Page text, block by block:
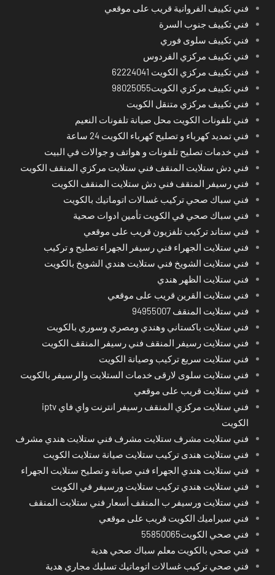
فني تكييف الفروانية قريب على موقعي
فني تكييف جنوب السرة
فني تكييف سلوى فوري
فني تكييف مركزي الفردوس
فني تكييف مركزي الكويت 62224041
فني تكييف مركزي الكويت98025055
فني تكييف مركزي متنقل الكويت
فني تلفونات الكويت محل صيانة تلفونات النعيم
فني تمديد كهرباء و تصليح كهرباء الكويت 24 ساعة
فني خدمات تصليح تلفونات و هواتف و جوالات في البيت
فني دش ستلايت المنقف فني ستلايت مركزي المنقف الكويت
فني رسيفر المنقف فني دش ستلايت المنقف الكويت
فني سباك صحي تركيب غسالات اتوماتيك بالكويت
فني سباك صحي في الكويت تأمين ادوات صحية
فني ستاند تركيب تلفزيون قريب على موقعي
فني ستلايت الجهراء فني رسيفر الجهراء تصليح و تركيب
فني ستلايت الشويخ فني ستلايت هندي الشويخ بالكويت
فني ستلايت الظهر هندي
فني ستلايت القرين قريب على موقعي
فني ستلايت المنقف 94955007
فني ستلايت باكستاني وهندي ومصري وسوري بالكويت
فني ستلايت رسيفر المنقف فني رسيفر المنقف الكويت
فني ستلايت سريع تركيب وصيانة الكويت
فني ستلايت سلوى لارقى خدمات الستلايت والرسيفر بالكويت
فني ستلايت قريب على موقعي
فني ستلايت مركزي المنقف رسيفر انترنت واي فاي iptv
الكويت
فني ستلايت مشرف ستلايت مشرف فني ستلايت هندي مشرف
فني ستلايت هندى تركيب ستلايت صيانة ستلايت الكويت
فني ستلايت هندي الجهراء فني صيانة و تصليح ستلايت الجهراء
فني ستلايت هندي تركيب ستلايت ورسيفر في الكويت
فني ستلايت ورسيفر ب المنقف أسعار فني ستلايت المنقف
فني سيراميك الكويت قريب على موقعي
فني صحي الكويت55850065
فني صحي بالكويت معلم سباك صحي هدية
فني صحي تركيب غسالات اتوماتيك تسليك مجاري هدية